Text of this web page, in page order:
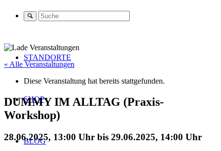
STANDORTE
SHOP
BLOG
« Alle Veranstaltungen
Diese Veranstaltung hat bereits stattgefunden.
DUMMY IM ALLTAG (Praxis-
Workshop)
28.06.2025, 13:00 Uhr bis 29.06.2025, 14:00 Uhr